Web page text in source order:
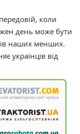
коли
день може бути
наших менших.
українців від